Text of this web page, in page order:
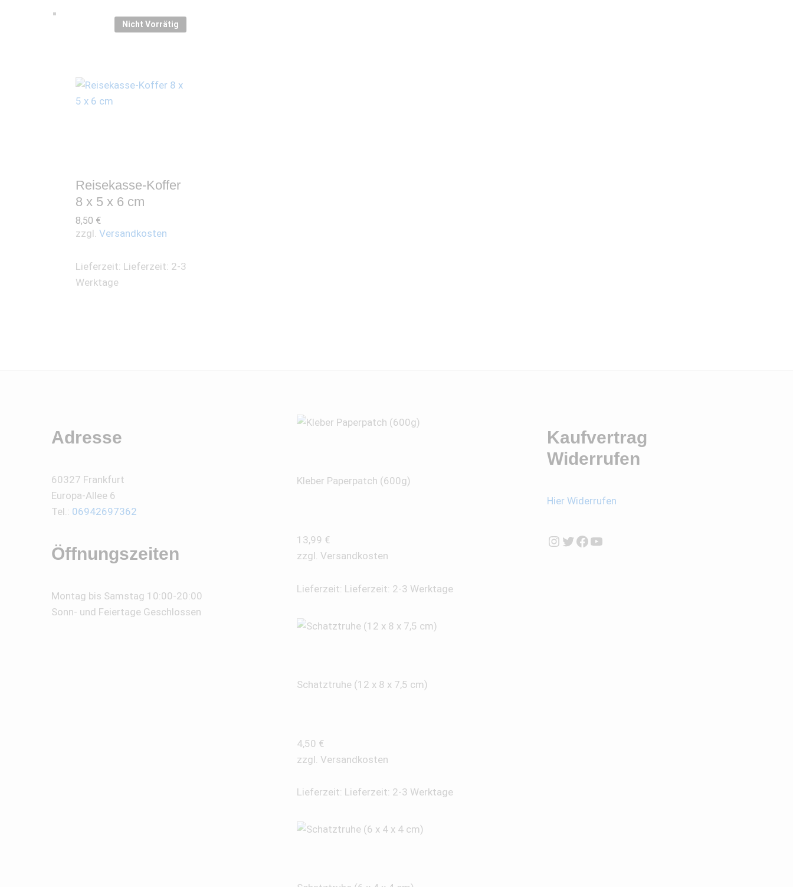
Nicht Vorrätig
Reisekasse-Koffer
8 x 5 x 6 cm
8,50 €
zzgl. Versandkosten
Lieferzeit: Lieferzeit: 2-3
Werktage
Adresse
60327 Frankfurt
Europa-Allee 6
Tel.: 06942697362
Öffnungszeiten
Montag bis Samstag 10:00-20:00
Sonn- und Feiertage Geschlossen
Kleber Paperpatch (600g)
13,99 €
zzgl. Versandkosten
Lieferzeit: Lieferzeit: 2-3 Werktage
Schatztruhe (12 x 8 x 7,5 cm)
4,50 €
zzgl. Versandkosten
Lieferzeit: Lieferzeit: 2-3 Werktage
Kaufvertrag
Widerrufen
Hier Widerrufen
Instagram
Twitter
Facebook
YouTube